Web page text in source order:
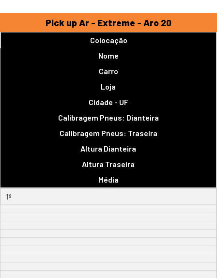
Pick up Ar - Extreme - Aro 20
Colocação
Nome
Carro
Loja
Cidade - UF
Calibragem Pneus: Dianteira
Calibragem Pneus: Traseira
Altura Dianteira
Altura Traseira
Média
1º